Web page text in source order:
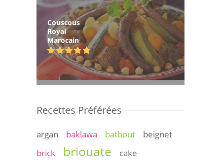
Couscous
Royal
Marocain
Recettes Préférées
argan baklawa batbout
beignet
brick
briouate
cake